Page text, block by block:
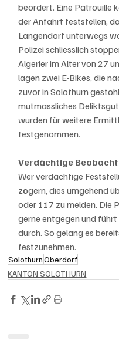
beordert. Eine Patrouille
der Anfahrt feststellen,
Langendorf unterwegs
Polizei schliesslich
Algerier im Alter von 27
lagen zwei E-Bikes, die
zuvor in Solothurn
mutmassliches
wurden für weitere
festgenommen.
Verdächtige
Wer verdächtige
zögern, dies umgehend
oder 117 zu melden. Die
gerne entgegen und
durch. So gelang es
festzunehmen.
Solothurn Oberdorf
KANTON SOLOTHURN